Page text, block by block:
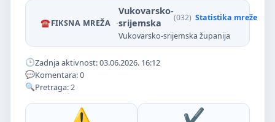
FIKSNA MREŽA ·
Vukovarsko-
srijemska
(032) Statistika mreže
Vukovarsko-srijemska županija
Zadnja aktivnost: 03.06.2026. 16:12
Komentara: 0
Pretraga: 2